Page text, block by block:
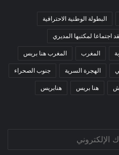
البطولة الوطنية الاحترافية
اجتماعا لمكتبها المديري
المغرب المغرب هنا بريس
الهجرة السرية جنوب الصحراء
هنا بريس هنابريس